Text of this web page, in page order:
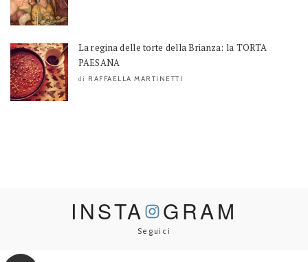
La regina delle torte della Brianza: la TORTA
PAESANA
di RAFFAELLA MARTINETTI
INSTA GRAM
Seguici